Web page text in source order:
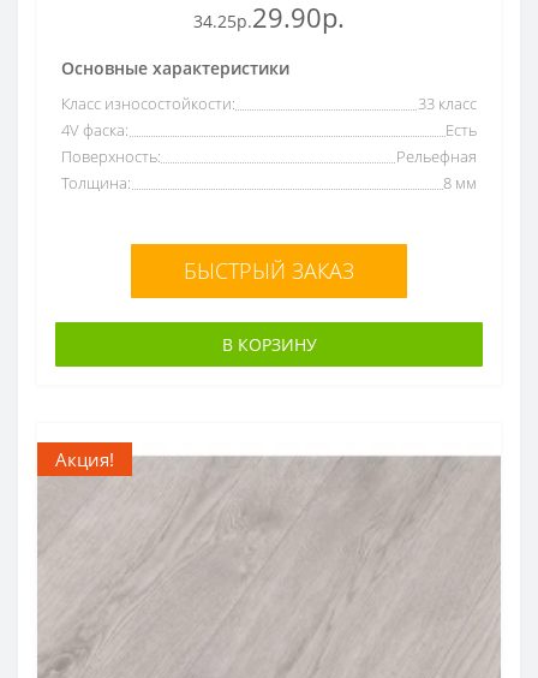
34.25р.29.90р.
Основные характеристики
Класс износостойкости:
33 класс
4V фаска:
Есть
Поверхность:
Рельефная
Толщина:
8 мм
БЫСТРЫЙ ЗАКАЗ
В КОРЗИНУ
Акция!